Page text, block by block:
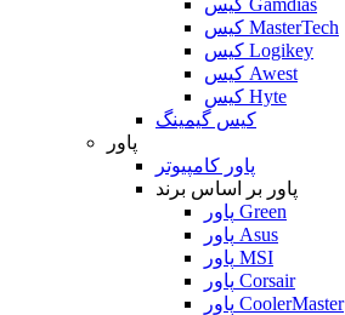
کیس Gamdias
کیس MasterTech
کیس Logikey
کیس Awest
کیس Hyte
کیس گیمینگ
پاور
پاور کامپیوتر
پاور بر اساس برند
پاور Green
پاور Asus
پاور MSI
پاور Corsair
پاور CoolerMaster